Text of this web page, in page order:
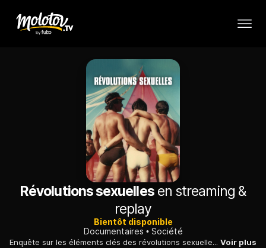
Révolutions sexuellesen streaming &
replay
Bientôt disponible
Documentaires
Société
Enquête sur les éléments clés des révolutions sexuelles dans les sociétés occidentales des années 1960 et 1970, qui ont mené à un nouvel idéal de société. Voir plus